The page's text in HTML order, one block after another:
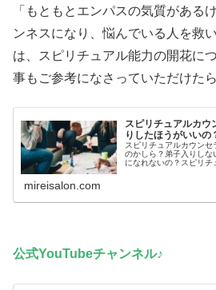
「もともとエンパスの気質がある
ンネスになり、悩んでいる人を救
は、スピリチュアル能力の開花に
事もご参考になさっていただけた
スピリチュアルカウ
りしたほうがいいの
スピリチュアルカウンセ
のかしら？弟子入りしな
になれないの？スピリチ
mireisalon.com
公式YouTubeチャンネル♪